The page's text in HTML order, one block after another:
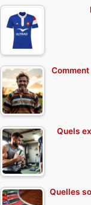
Quels
Quelles